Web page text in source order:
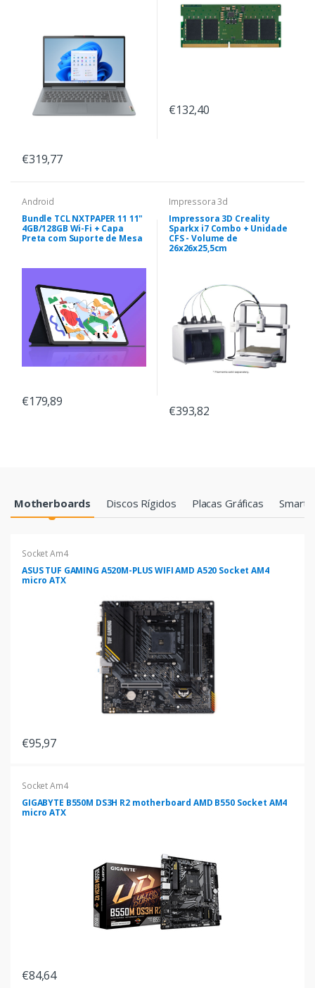
€319,77
€132,40
Android
Bundle TCL NXTPAPER 11 11"
4GB/128GB Wi-Fi + Capa
Preta com Suporte de Mesa
€179,89
Impressora 3d
Impressora 3D Creality
Sparkx i7 Combo + Unidade
CFS - Volume de
26x26x25,5cm
€393,82
Products Grid
Motherboards Discos Rígidos Placas Gráficas
Socket Am4
ASUS TUF GAMING A520M-PLUS WIFI AMD A520 Socket AM4
micro ATX
€95,97
Socket Am4
GIGABYTE B550M DS3H R2 motherboard AMD B550 Socket AM4
micro ATX
€84,64